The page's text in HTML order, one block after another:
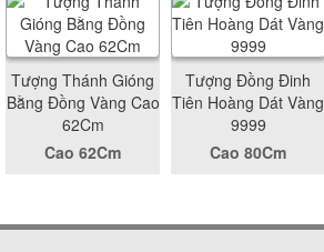
Tượng Thánh Gióng
Bằng Đồng Vàng Cao
62Cm
Cao 62Cm
Tượng Đồng Đinh
Tiên Hoàng Dát Vàng
9999
Cao 80Cm